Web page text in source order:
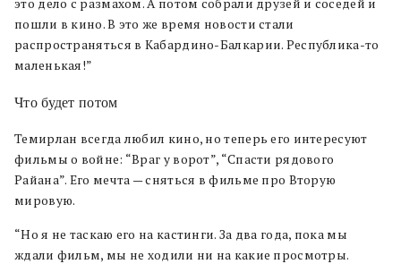
это дело с размахом. А потом собрали друзей и соседей и
пошли в кино. В это же время новости стали
распространяться в Кабардино-Балкарии. Республика-то
маленькая!”
Что будет потом
Темирлан всегда любил кино, но теперь его интересуют
фильмы о войне: “Враг у ворот”, “Спасти рядового
Райана”. Его мечта — сняться в фильме про Вторую
мировую.
“Но я не таскаю его на кастинги. За два года, пока мы
ждали фильм, мы не ходили ни на какие просмотры.